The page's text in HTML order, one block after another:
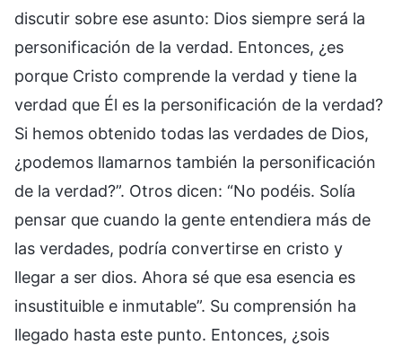
discutir sobre ese asunto: Dios siempre será la
personificación de la verdad. Entonces, ¿es
porque Cristo comprende la verdad y tiene la
verdad que Él es la personificación de la verdad?
Si hemos obtenido todas las verdades de Dios,
¿podemos llamarnos también la personificación
de la verdad?”. Otros dicen: “No podéis. Solía
pensar que cuando la gente entendiera más de
las verdades, podría convertirse en cristo y
llegar a ser dios. Ahora sé que esa esencia es
insustituible e inmutable”. Su comprensión ha
llegado hasta este punto. Entonces, ¿sois